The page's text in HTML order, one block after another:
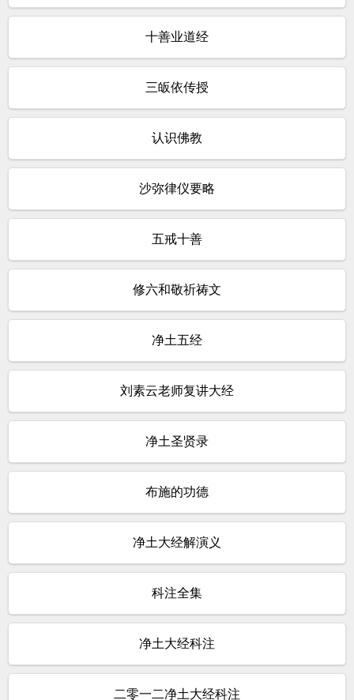
十善业道经
三皈依传授
认识佛教
沙弥律仪要略
五戒十善
修六和敬祈祷文
净土五经
刘素云老师复讲大经
净土圣贤录
布施的功德
净土大经解演义
科注全集
净土大经科注
二零一二净土大经科注